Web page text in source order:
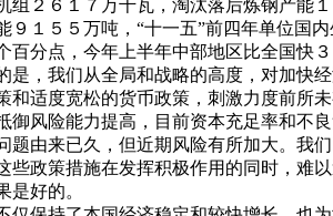
组２６１７万千瓦，淘汰落后炼钢产能
９１５５万吨，“十一五”前四年单位国
百分点，今年上半年中部地区比全国快
是，我们从全局和战略的高度，对加快
和适度宽松的货币政策，刺激力度前所
御风险能力提高，目前资本充足率和不
题由来已久，但近期风险有所加大。我
些政策措施在发挥积极作用的同时，难
是好的。